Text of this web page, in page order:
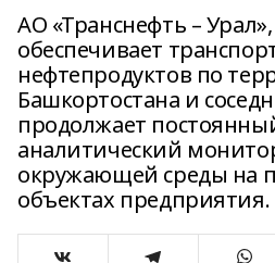
АО «Транснефть –
обеспечивает
нефтепродуктов по
Башкортостана и
продолжает
аналитический
окружающей среды на
объектах предприятия.